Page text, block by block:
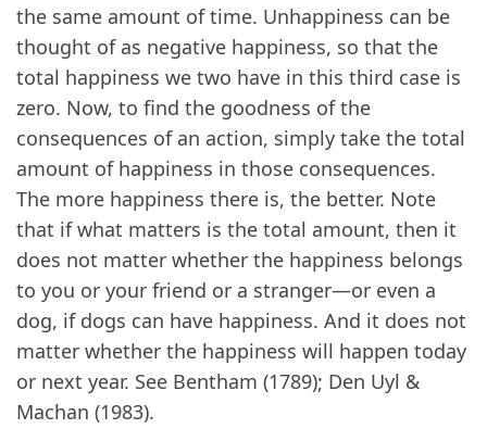
the same amount of time. Unhappiness can be
thought of as negative happiness, so that the
total happiness we two have in this third case is
zero. Now, to find the goodness of the
consequences of an action, simply take the total
amount of happiness in those consequences.
The more happiness there is, the better. Note
that if what matters is the total amount, then it
does not matter whether the happiness belongs
to you or your friend or a stranger—or even a
dog, if dogs can have happiness. And it does not
matter whether the happiness will happen today
or next year. See Bentham (1789); Den Uyl &
Machan (1983).